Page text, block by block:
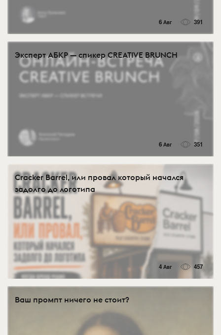
6 Авг 391
Эксперт АБКР — спикер CREATIVE BRUNCH
6 Авг 351
Cracker Barrel, или провал который начался
задолго до логотипа
4 Авг 457
Ваш промпт ничего не стоит?